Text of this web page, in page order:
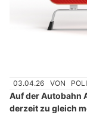
03.04.26 VON
Auf der Autobahn
derzeit zu gleich